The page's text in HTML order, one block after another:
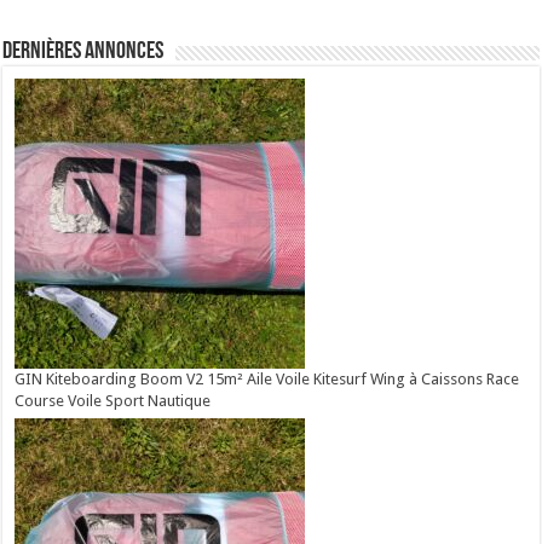
Dernières annonces
GIN Kiteboarding Boom V2 15m² Aile Voile Kitesurf Wing à Caissons Race
Course Voile Sport Nautique